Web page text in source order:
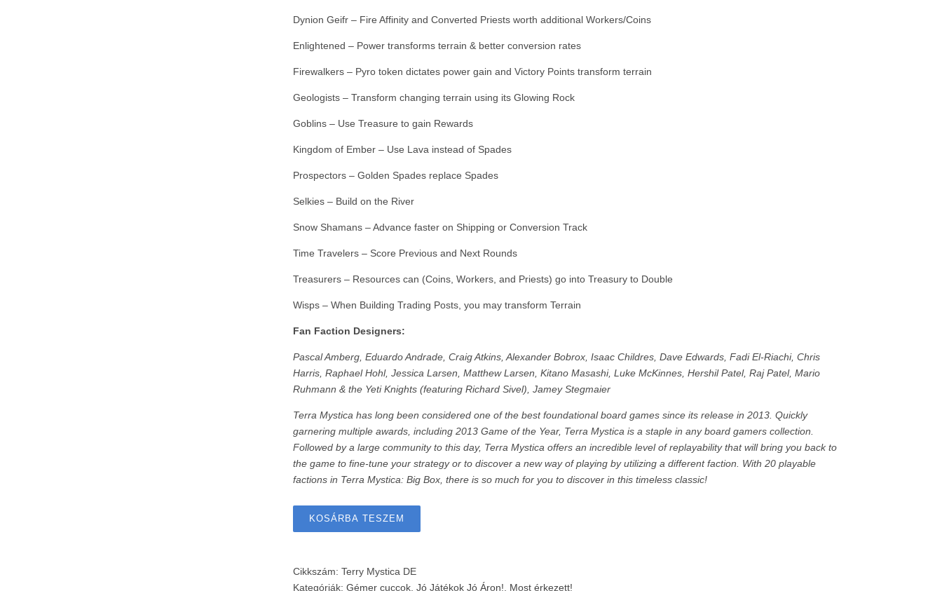
Dynion Geifr – Fire Affinity and Converted Priests worth additional Workers/Coins
Enlightened – Power transforms terrain & better conversion rates
Firewalkers – Pyro token dictates power gain and Victory Points transform terrain
Geologists – Transform changing terrain using its Glowing Rock
Goblins – Use Treasure to gain Rewards
Kingdom of Ember – Use Lava instead of Spades
Prospectors – Golden Spades replace Spades
Selkies – Build on the River
Snow Shamans – Advance faster on Shipping or Conversion Track
Time Travelers – Score Previous and Next Rounds
Treasurers – Resources can (Coins, Workers, and Priests) go into Treasury to Double
Wisps – When Building Trading Posts, you may transform Terrain
Fan Faction Designers:
Pascal Amberg, Eduardo Andrade, Craig Atkins, Alexander Bobrox, Isaac Childres, Dave Edwards, Fadi El-Riachi, Chris
Harris, Raphael Hohl, Jessica Larsen, Matthew Larsen, Kitano Masashi, Luke McKinnes, Hershil Patel, Raj Patel, Mario
Ruhmann & the Yeti Knights (featuring Richard Sivel), Jamey Stegmaier
Terra Mystica has long been considered one of the best foundational board games since its release in 2013. Quickly
garnering multiple awards, including 2013 Game of the Year, Terra Mystica is a staple in any board gamers collection.
Followed by a large community to this day, Terra Mystica offers an incredible level of replayability that will bring you back to
the game to fine-tune your strategy or to discover a new way of playing by utilizing a different faction. With 20 playable
factions in Terra Mystica: Big Box, there is so much for you to discover in this timeless classic!
KOSÁRBA TESZEM
Cikkszám: Terry Mystica DE
Kategóriák: Gémer cuccok Jó Játékok Jó Áron!
Most érkezett!